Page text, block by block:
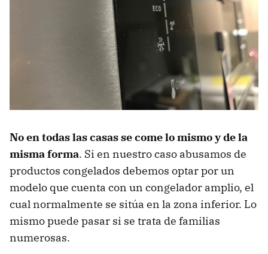
No en todas las casas se come lo mismo y de la
misma forma. Si en nuestro caso abusamos de
productos congelados debemos optar por un
modelo que cuenta con un congelador amplio, el
cual normalmente se sitúa en la zona inferior. Lo
mismo puede pasar si se trata de familias
numerosas.